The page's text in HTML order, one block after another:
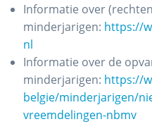
Informatie over
minderjarigen: https://
nl
Informatie over de
minderjarigen: https://
belgie/minderjarigen/
vreemdelingen-nbmv